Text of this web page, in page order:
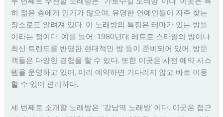
히 젊은 층에게 인기가 많으며, 유명한 연예인들이 자주 찾는
장소로도 알려져 있다. 이 노래방의 특징은 테마가 있는 방들
이라는 점이다. 예를 들어, 1980년대 레트로 스타일의 방이나
최신 트렌드를 반영한 현대적인 방 등이 준비되어 있어, 방문
객들은 다양한 경험을 할 수 있다. 또한 이곳은 사전 예약 시스
템을 운영하고 있어, 미리 예약하면 기다리지 않고 바로 이용
할 수 있어 편리하다.
세 번째로 소개할 노래방은 “강남역 노래방”이다. 이곳은 접근